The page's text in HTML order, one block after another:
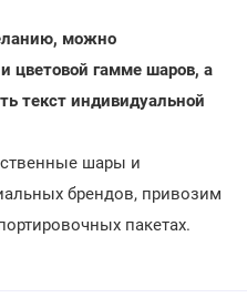
можно
цветовой гамме шаров, а
текст индивидуальной
шары и
брендов, привозим
пакетах.